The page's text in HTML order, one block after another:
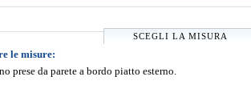
SCEGLI LA MISURA
le misure:
prese da parete a bordo piatto esterno.